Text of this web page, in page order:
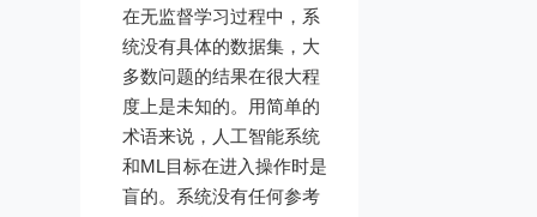
在无监督学习过程中，系
统没有具体的数据集，大
多数问题的结果在很大程
度上是未知的。用简单的
术语来说，人工智能系统
和ML目标在进入操作时是
盲的。系统没有任何参考